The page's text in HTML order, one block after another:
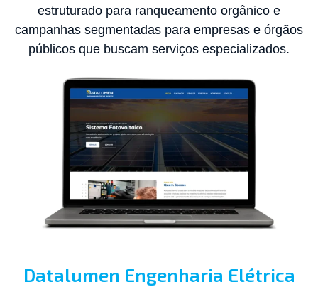
estruturado para ranqueamento orgânico e
campanhas segmentadas para empresas e órgãos
públicos que buscam serviços especializados.
Datalumen Engenharia Elétrica